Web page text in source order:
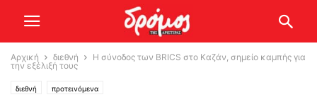
Αρχική διεθνή
Η σύνοδος των BRICS στο Καζάν, σημείο καμπής για
την εξέλιξή τους
διεθνή προτεινόμενα